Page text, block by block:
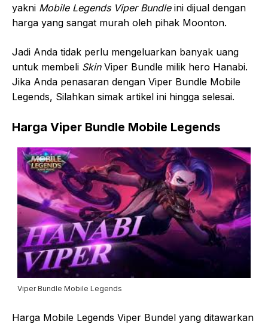
yakni Mobile Legends Viper Bundleini dijual dengan
harga yang sangat murah oleh pihak Moonton.
Jadi Anda tidak perlu mengeluarkan banyak uang
untuk membeli Skin Viper Bundle milik hero Hanabi.
Jika Anda penasaran dengan Viper Bundle Mobile
Legends, Silahkan simak artikel ini hingga selesai.
Harga Viper Bundle Mobile Legends
Viper Bundle Mobile Legends
Harga Mobile Legends Viper Bundel yang ditawarkan